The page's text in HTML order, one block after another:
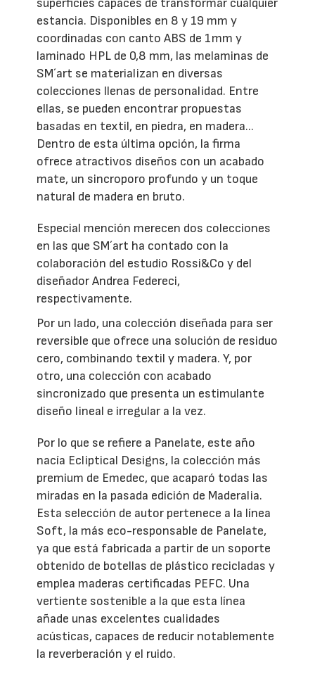
superficies capaces de transformar cualquier
estancia. Disponibles en 8 y 19 mm y
coordinadas con canto ABS de 1mm y
laminado HPL de 0,8 mm, las melaminas de
SM´art se materializan en diversas
colecciones llenas de personalidad. Entre
ellas, se pueden encontrar propuestas
basadas en textil, en piedra, en madera...
Dentro de esta última opción, la firma
ofrece atractivos diseños con un acabado
mate, un sincroporo profundo y un toque
natural de madera en bruto.
Especial mención merecen dos colecciones
en las que SM´art ha contado con la
colaboración del estudio Rossi&Co y del
diseñador Andrea Federeci,
respectivamente.
Por un lado, una colección diseñada para ser
reversible que ofrece una solución de residuo
cero, combinando textil y madera. Y, por
otro, una colección con acabado
sincronizado que presenta un estimulante
diseño lineal e irregular a la vez.
Por lo que se refiere a Panelate, este año
nacía Ecliptical Designs, la colección más
premium de Emedec, que acaparó todas las
miradas en la pasada edición de Maderalia.
Esta selección de autor pertenece a la línea
Soft, la más eco-responsable de Panelate,
ya que está fabricada a partir de un soporte
obtenido de botellas de plástico recicladas y
emplea maderas certificadas PEFC. Una
vertiente sostenible a la que esta línea
añade unas excelentes cualidades
acústicas, capaces de reducir notablemente
la reverberación y el ruido.